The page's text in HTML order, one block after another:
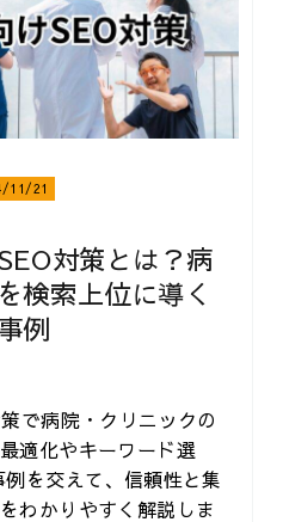
対策とは？病
検索上位に導く
例
11/21
で病院・クリニックの
適化やキーワード選
を交えて、信頼性と集
わかりやすく解説しま